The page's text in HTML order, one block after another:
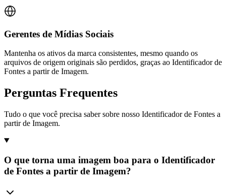
Gerentes de Mídias Sociais
Mantenha os ativos da marca consistentes, mesmo quando os
arquivos de origem originais são perdidos, graças ao Identificador de
Fontes a partir de Imagem.
Perguntas Frequentes
Tudo o que você precisa saber sobre nosso Identificador de Fontes a
partir de Imagem.
O que torna uma imagem boa para o Identificador
de Fontes a partir de Imagem?